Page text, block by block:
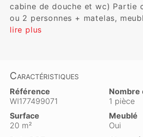
cabine de douche et wc) Partie
ou 2 personnes + matelas,
lire plus
Caractéristiques
Référence
WI177499071
Nombre
1 pièce
Surface
20 m²
Meublé
Oui